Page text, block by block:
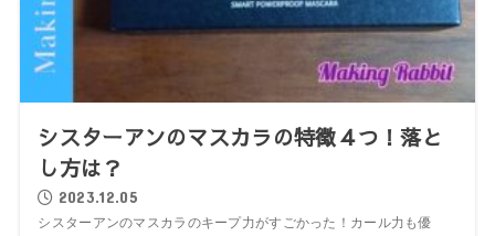
シスターアンのマスカラの特徴４つ！落と
し方は？
2023.12.05
シスターアンのマスカラのキープ力がすごかった！カール力も優